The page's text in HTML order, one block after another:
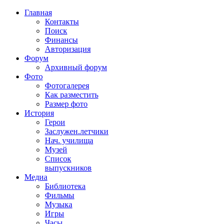
Главная
Контакты
Поиск
Финансы
Авторизация
Форум
Архивный форум
Фото
Фотогалерея
Как разместить
Размер фото
История
Герои
Заслужен.летчики
Нач. училища
Музей
Список
выпускников
Медиа
Библиотека
Фильмы
Музыка
Игры